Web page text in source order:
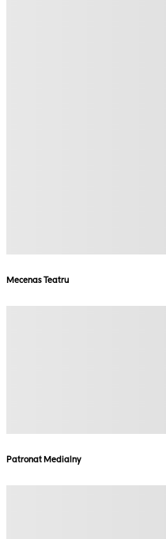
Mecenas Teatru
Patronat Medialny